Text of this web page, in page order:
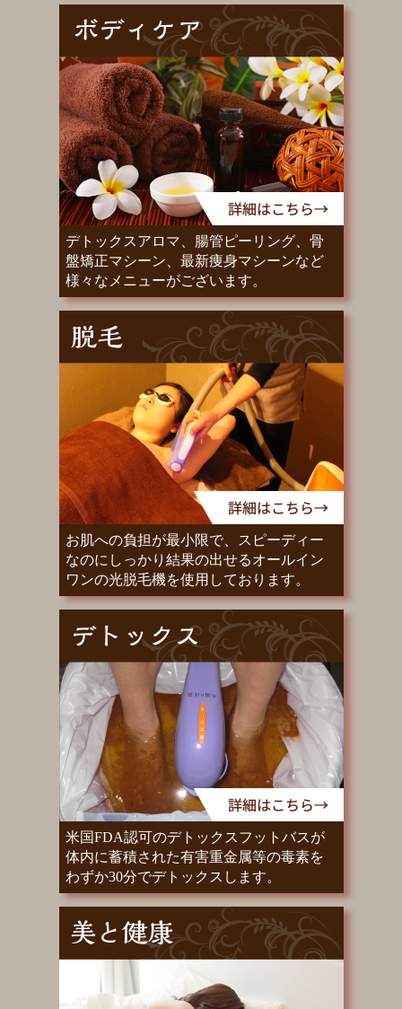
デトックスアロマ、腸管ピーリング、骨
盤矯正マシーン、最新痩身マシーンなど
様々なメニューがございます。
お肌への負担が最小限で、スピーディー
なのにしっかり結果の出せるオールイン
ワンの光脱毛機を使用しております。
米国FDA認可のデトックスフットバスが
体内に蓄積された有害重金属等の毒素を
わずか30分でデトックスします。